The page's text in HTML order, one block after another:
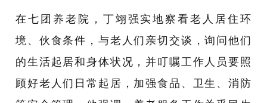
在七团养老院，丁翊强实地察看老人居住环
境、伙食条件，与老人们亲切交谈，询问他们
的生活起居和身体状况，并叮嘱工作人员要照
顾好老人们日常起居，加强食品、卫生、消防